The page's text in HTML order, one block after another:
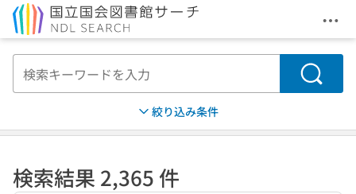
メ
検索
絞り込み条件
検索結果 2,365 件